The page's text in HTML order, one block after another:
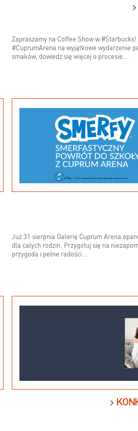
Zapraszamy na Coffee Show w
#CuprumArena na wyjątkowe wydarzenie
smaków, dowiedz się więcej o procesie...
Już 31 sierpnia Galerię Cuprum Arena
dla całych rodzin. Przygotuj się na
przygoda i pełne radości...